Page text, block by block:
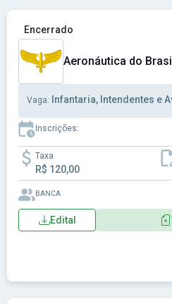
Ver concurso: Aeronáutica do
Encerrado
Aeronáutica do
Vaga: Infantaria, Intendentes e
Inscrições:
Taxa
R$ 120,00
BANCA
Edital